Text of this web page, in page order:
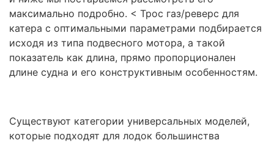
максимально подробно. < Трос газ/реверс для
катера с оптимальными параметрами подбирается
исходя из типа подвесного мотора, а такой
показатель как длина, прямо пропорционален
длине судна и его конструктивным особенностям.
Существуют категории универсальных моделей,
которые подходят для лодок большинства